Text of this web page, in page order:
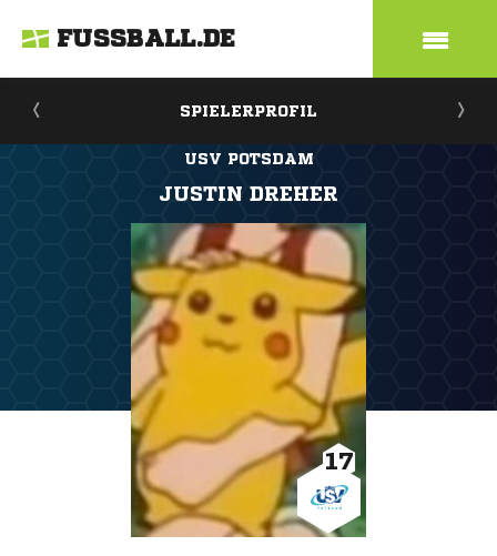
FUSSBALL.DE
SPIELERPROFIL
USV POTSDAM
JUSTIN DREHER
17